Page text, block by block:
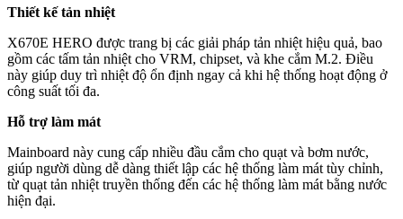
Thiết kế tản nhiệt
X670E HERO được trang bị các giải pháp tản nhiệt hiệu quả, bao
gồm các tấm tản nhiệt cho VRM, chipset, và khe cắm M.2. Điều
này giúp duy trì nhiệt độ ổn định ngay cả khi hệ thống hoạt động ở
công suất tối đa.
Hỗ trợ làm mát
Mainboard này cung cấp nhiều đầu cắm cho quạt và bơm nước,
giúp người dùng dễ dàng thiết lập các hệ thống làm mát tùy chỉnh,
từ quạt tản nhiệt truyền thống đến các hệ thống làm mát bằng nước
hiện đại.